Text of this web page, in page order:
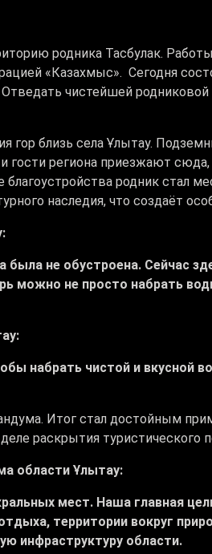
родника Тасбулак.
«Казахмыс». Сегодня
Отведать чистейшей
гор близь села Ұлытау.
гости региона приезжают
родник стал
наследия, что создаёт
была не обустроена. Сейчас
можно не просто набрать
набрать чистой и
Итог стал достойным
раскрытия туристического
области Ұлытау:
мест. Наша главная
территории вокруг
инфраструктуру области.